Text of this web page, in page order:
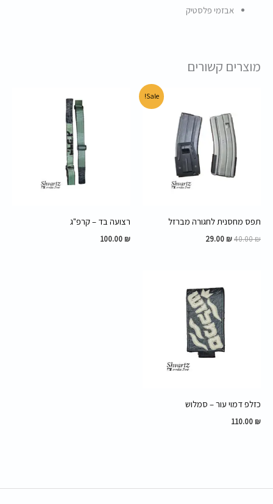
אבזמי פלסטיק
מוצרים קשורים
Sale!
תפס מחסנית לחגורה מברזל
40.00₪
היה:
40.00 ₪.
29.00 ₪
הוא:
29.00 ₪.
רצועה בד – קרפ"ג
100.00 ₪
כזלפ דמוי עור – סמלוש
110.00 ₪